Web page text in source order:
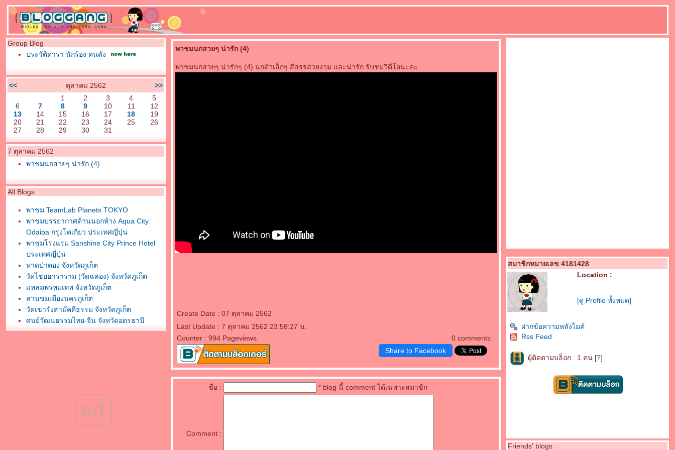
Group Blog
ประวัติดารา นักร้อง คนดัง
<< ตุลาคม 2562
>>
1
2 3 4
5
6
7 8 9 10 11
12
13
14 15 16 17 18
19
20
21 22 23 24 25
26
27
28 29 30 31
7 ตุลาคม 2562
พาชมนกสวยๆ น่ารัก (4)
All Blogs
พาชม TeamLab Planets TOKYO
พาชมบรรยากาศด้านนอกห้าง Aqua City
Odaiba กรุงโตเกียว ประเทศญี่ปุ่น
พาชมโรงแรม Sanshine City Prince Hotel
ประเทศญี่ปุ่น
หาดป่าตอง จังหวัดภูเก็ต
วัดไชยธาราราม (วัดฉลอง) จังหวัดภูเก็ต
หลมพรหมเทพ จังหวัดภูเก็ต
ลานชมเมืองนครภูเก็ต
วัดเขารังสามัคคีธรรม จังหวัดภูเก็ต
ศูนย์วัฒนธรรมไทย-จีน จังหวัดอุดรธานี
พระบรมธาตุธรรมเจดีย์ วัดโพธิสมภรณ์
กราบสักการะพระธาตถศรีสุราษฎร์
ad
พาชมนกสวยๆ น่ารัก (4)
พาชมนกสวยๆ น่ารักๆ (4) นกตัวเล็กๆ สีสรรสวยงาม และน่ารัก รับชมวิดีโอนะคะ
Create Date : 07 ตุลาคม 2562
0 comments
Last Update : 7 ตุลาคม 2562 23:58:27 น.
Counter : 994 Pageviews.
Share to Facebook
ชื่อ : * blog นี้ comment ได้เฉพาะสมาชิก
Comment :
สมาชิกหมายเลข 4181428
Location :
[ดู Profile ทั้งหมด]
ฝากข้อความหลังไมค์
Rss Feed
ผู้ติดตามบล็อก : 1 คน [?]
Friends' blogs